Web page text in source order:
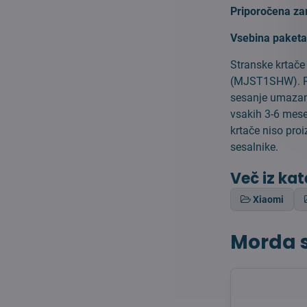
Priporočena
Vsebina
Stranske
(MJST1SHW).
sesanje
vsakih 3-6
krtače niso
sesalnike.
Več iz
Xiaomi
Morda